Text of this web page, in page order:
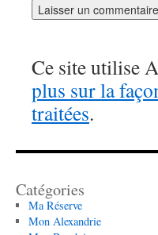
Ce site utilise
plus sur la
traitées.
Catégories
Ma Réserve
Mon Alexandrie